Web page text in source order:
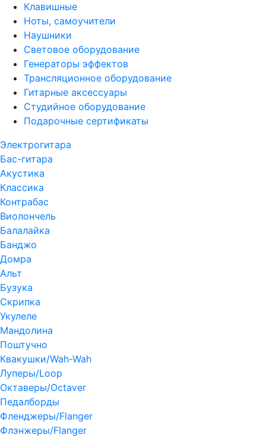
Клавишные
Ноты, самоучители
Наушники
Световое оборудование
Генераторы эффектов
Трансляционное оборудование
Гитарные аксессуары
Студийное оборудование
Подарочные сертификаты
Электрогитара
Бас-гитара
Акустика
Классика
Контрабас
Виолончель
Балалайка
Банджо
Домра
Альт
Бузука
Скрипка
Укулеле
Мандолина
Поштучно
Квакушки/Wah-Wah
Луперы/Loop
Октаверы/Octaver
Педалборды
Фленджеры/Flanger
Флэнжеры/Flanger